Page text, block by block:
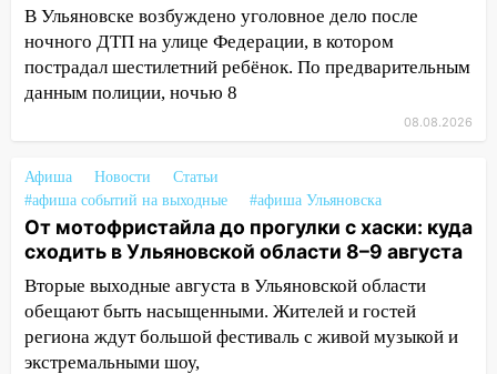
закончится сегодня: сильные ливни
сохранятся 9 августа
13:15 Трижды «брал в долг» без спроса:
житель Вешкаймского района похитил у
13:14
Ураган оторвал светофор на
проспекте Филатова в Ульяновске
13:12 Дерево пробило крышу дома на
Новгородской в Ульяновске и рухнуло
на электрощит
13:10 В Заволжском районе дерево
упало во дворе
В Ульяновске возбуждено уголовное дело после
ночного ДТП на улице Федерации, в котором
пострадал шестилетний ребёнок. По предварительным
данным полиции, ночью 8
08.08.2026
Афиша Новости
Статьи
#афиша событий на выходные
#афиша Ульяновска
От мотофристайла до прогулки с хаски: куда
сходить в Ульяновской области 8–9 августа
Вторые выходные августа в Ульяновской области
обещают быть насыщенными. Жителей и гостей
региона ждут большой фестиваль с живой музыкой и
экстремальными шоу,